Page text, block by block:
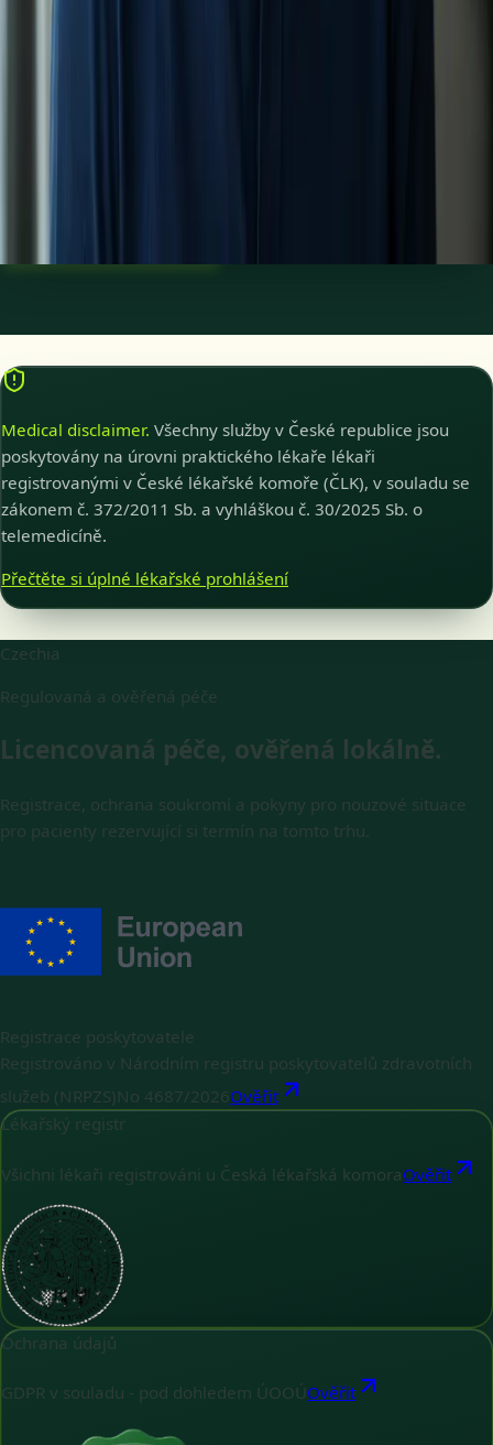
Medical disclaimer. Všechny služby v České republice jsou
poskytovány na úrovni praktického lékaře lékaři
registrovanými v České lékařské komoře (ČLK), v souladu se
zákonem č. 372/2011 Sb. a vyhláškou č. 30/2025 Sb. o
telemedicíně.
Přečtěte si úplné lékařské prohlášení
Czechia
Regulovaná a ověřená péče
Licencovaná péče, ověřená lokálně.
Registrace, ochrana soukromí a pokyny pro nouzové situace
pro pacienty rezervující si termín na tomto trhu.
Registrace poskytovatele
Registrováno v Národním registru poskytovatelů zdravotních
služeb (NRPZS)No 4687/2026Ověřit
Lékařský registr
Všichni lékaři registrováni u Česká lékařská komoraOvěřit
Ochrana údajů
GDPR v souladu - pod dohledem ÚOOÚOvěřit